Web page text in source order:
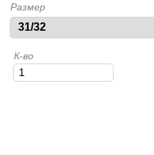
Размер
К-во